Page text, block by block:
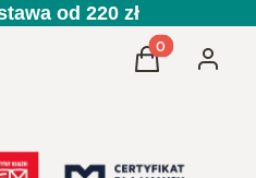
od 220 zł
Produkty w
Koszyk